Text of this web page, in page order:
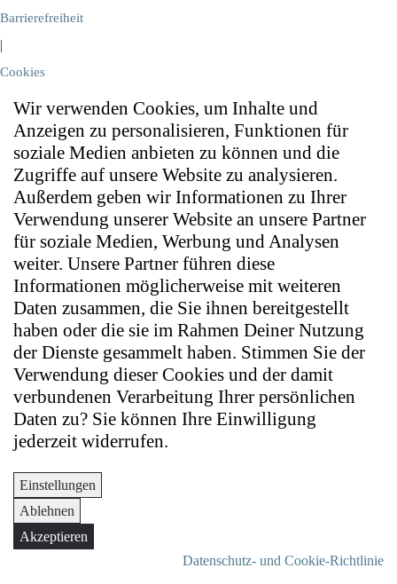
Barrierefreiheit
|
Cookies
Wir verwenden Cookies, um Inhalte und
Anzeigen zu personalisieren, Funktionen für
soziale Medien anbieten zu können und die
Zugriffe auf unsere Website zu analysieren.
Außerdem geben wir Informationen zu Ihrer
Verwendung unserer Website an unsere Partner
für soziale Medien, Werbung und Analysen
weiter. Unsere Partner führen diese
Informationen möglicherweise mit weiteren
Daten zusammen, die Sie ihnen bereitgestellt
haben oder die sie im Rahmen Deiner Nutzung
der Dienste gesammelt haben. Stimmen Sie der
Verwendung dieser Cookies und der damit
verbundenen Verarbeitung Ihrer persönlichen
Daten zu? Sie können Ihre Einwilligung
jederzeit widerrufen.
Einstellungen
Ablehnen
Akzeptieren
Datenschutz- und Cookie-Richtlinie